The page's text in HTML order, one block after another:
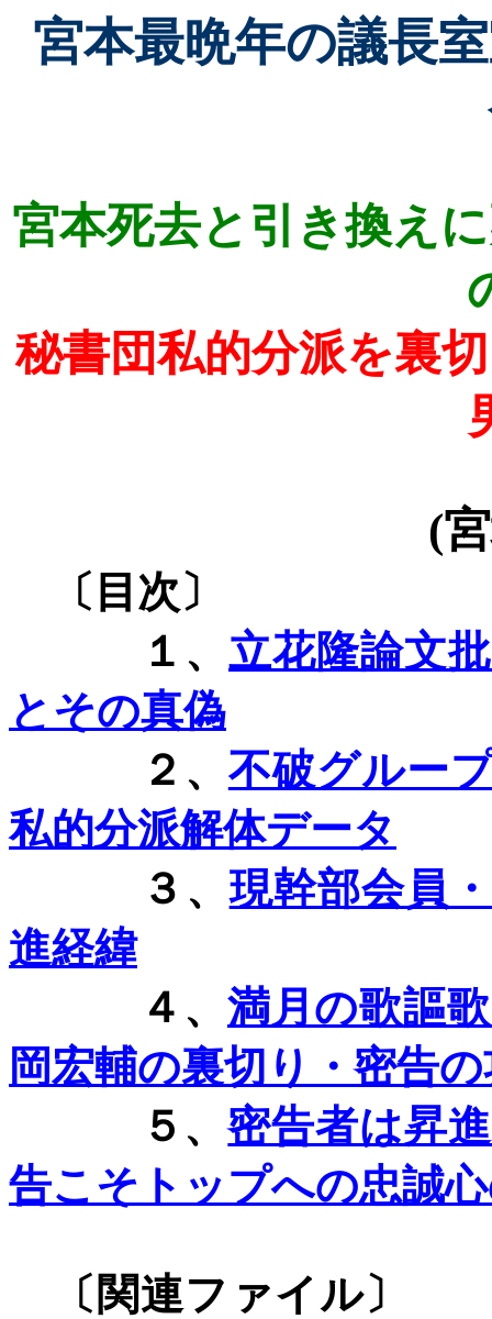
宮本最晩年の議長
宮本死去と引き換え
秘書団私的分派を裏
(
〔目次〕
１、 立花隆論文
とその真偽
２、 不破グルー
私的分派解体データ
３、現幹部会員
進経緯
４、 満月の歌謳
岡宏輔の裏切り・密告
５、密告者は昇
告こそトップへの忠誠
〔関連フ